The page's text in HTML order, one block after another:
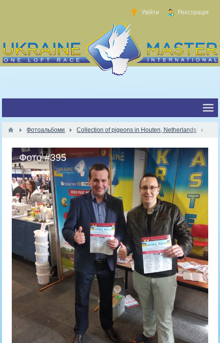
Увійти Реєстрація
Фотоальбоми Collection of pigeons in Houten, Netherlands
Фото #395